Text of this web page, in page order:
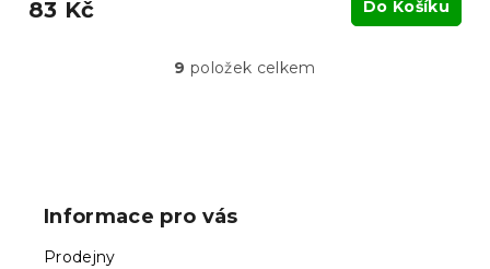
83 Kč Do Košíku
O
9 položek celkem
Informace pro vás
Prodejny